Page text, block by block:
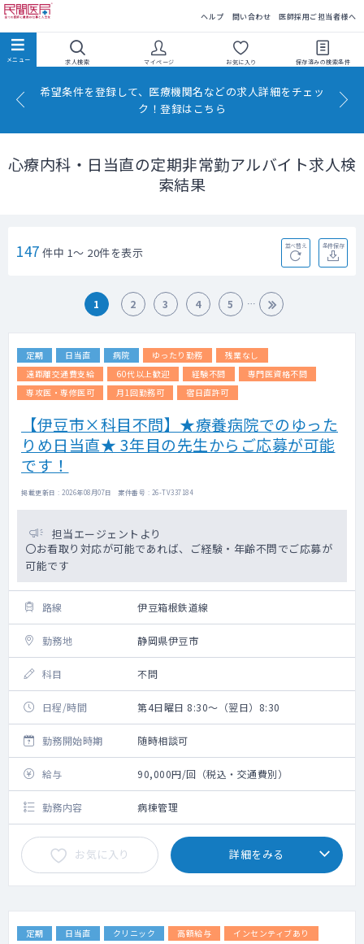
ヘルプ 問い合わせ 医師採用ご担当者様へ
求人検索 マイページ お気に入り 保存済みの検索条件
希望条件を登録して、医療機関名などの求人詳細をチェッ
ク！登録はこちら
心療内科・日当直の定期非常勤アルバイト求人検
索結果
147 件中 1～ 20件を表示 並べ替え 条件保存
1 2 3 4 5
定期 日当直 病院 ゆったり勤務
残業なし
遠距離交通費支給
60代以上歓迎 経験不問
専門医資格不問
専攻医・専修医可
月1回勤務可 宿日直許可
【伊豆市×科目不問】★療養病院でのゆった
りめ日当直★ 3年目の先生からご応募が可能
です！
掲載更新日 : 2026年08月07日 案件番号 : 26-TV337184
担当エージェントより
〇お看取り対応が可能であれば、ご経験・年齢不問でご応募が
可能です
路線 伊豆箱根鉄道線
勤務地 静岡県伊豆市
科目 不問
日程/時間 第4日曜日 8:30～（翌日）8:30
勤務開始時期 随時相談可
給与 90,000円/回（税込・交通費別）
勤務内容 病棟管理
お気に入り 詳細をみる
定期 日当直 クリニック 高額給与
インセンティブあり